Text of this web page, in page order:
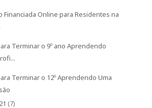
Financiada Online para Residentes na
Terminar o 9º ano Aprendendo
Terminar o 12º Aprendendo Uma
(7)